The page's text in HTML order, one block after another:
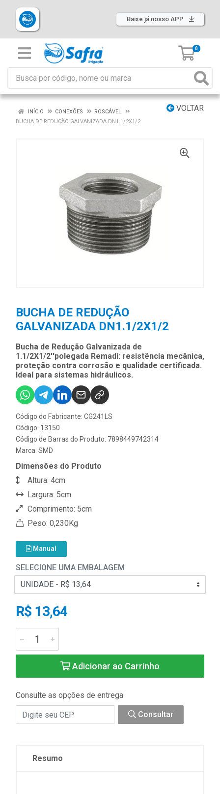
Baixe já nosso APP
0
VOLTAR
INÍCIO CONEXÕES
ROSCÁVEL
BUCHA DE REDUÇÃO GALVANIZADA DN1.1/2X1/2
BUCHA DE REDUÇÃO
GALVANIZADA DN1.1/2X1/2
Bucha de Redução Galvanizada de
1.1/2X1/2''polegada Remadi: resistência mecânica,
proteção contra corrosão e qualidade certificada.
Ideal para sistemas hidráulicos.
Código do Fabricante: CG241LS
Código: 13150
Código de Barras do Produto: 7898449742314
Marca: SMD
Dimensões do Produto
Altura: 4cm
Largura: 5cm
Comprimento: 5cm
Peso: 0,230Kg
Manual
SELECIONE UMA EMBALAGEM
R$ 13,64
Adicionar ao Carrinho
Consulte as opções de entrega
Consultar
Resumo